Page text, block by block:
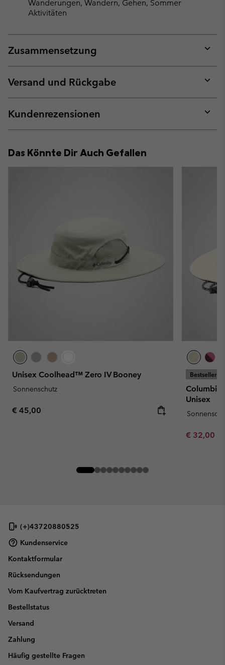
Wanderungen, Wandern, Gehen, Sommer
Aktivitäten
Zusammensetzung
or
Versand und Rückgabe
or
Kundenrezensionen
or
Das Könnte Dir Auch Gefallen
Unisex Coolhead™ Zero IV Booney
Sonnenschutz
Regular price:
€ 45,00
Bestseller
Unisex
Minimum
€ 32,00
(+)43720880525
Kundenservice
Kontaktformular
Rücksendungen
Vom Kaufvertrag zurücktreten
Bestellstatus
Versand
Zahlung
Häufig gestellte Fragen